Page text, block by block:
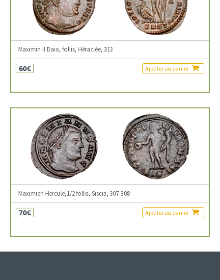
Maximin II Daia, follis, Héraclée, 313
60€ Ajouter au panier
Maximien Hercule,1/2 follis, Siscia, 307-308
70€ Ajouter au panier